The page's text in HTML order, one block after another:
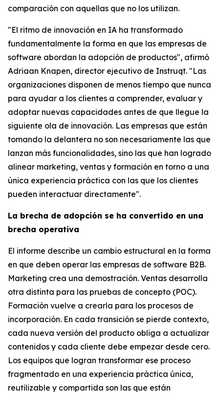
comparación con aquellas que no los utilizan.
"El ritmo de innovación en IA ha transformado
fundamentalmente la forma en que las empresas de
software abordan la adopción de productos", afirmó
Adriaan Knapen, director ejecutivo de Instruqt. "Las
organizaciones disponen de menos tiempo que nunca
para ayudar a los clientes a comprender, evaluar y
adoptar nuevas capacidades antes de que llegue la
siguiente ola de innovación. Las empresas que están
tomando la delantera no son necesariamente las que
lanzan más funcionalidades, sino las que han logrado
alinear marketing, ventas y formación en torno a una
única experiencia práctica con las que los clientes
pueden interactuar directamente".
La brecha de adopción se ha convertido en una
brecha operativa
El informe describe un cambio estructural en la forma
en que deben operar las empresas de software B2B.
Marketing crea una demostración. Ventas desarrolla
otra distinta para las pruebas de concepto (POC).
Formación vuelve a crearla para los procesos de
incorporación. En cada transición se pierde contexto,
cada nueva versión del producto obliga a actualizar
contenidos y cada cliente debe empezar desde cero.
Los equipos que logran transformar ese proceso
fragmentado en una experiencia práctica única,
reutilizable y compartida son las que están